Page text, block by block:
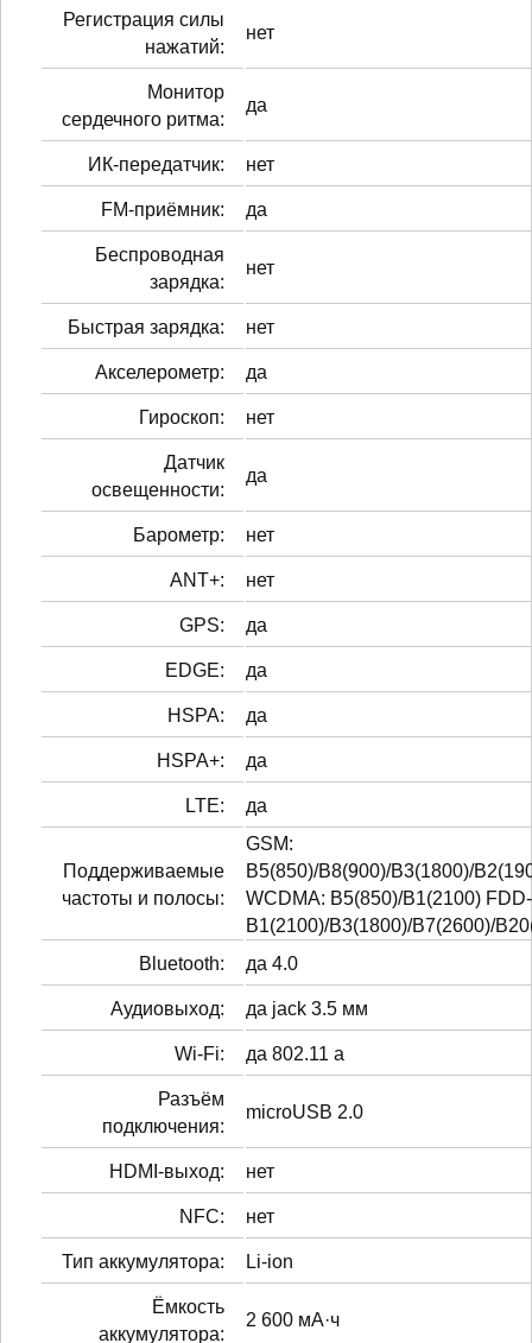
Регистрация силы
нажатий:
нет
Монитор
сердечного ритма:
да
ИК-передатчик: нет
FM-приёмник: да
Беспроводная
зарядка:
нет
Быстрая зарядка: нет
Акселерометр: да
Гироскоп: нет
Датчик
освещенности:
да
Барометр: нет
ANT+: нет
GPS: да
EDGE: да
HSPA: да
HSPA+: да
LTE: да
Поддерживаемые
частоты и полосы:
GSM:
B5(850)/B8(900)/B3(1800)/
WCDMA: B5(850)/B1(2100)
B1(2100)/B3(1800)/B7(2600)/
Bluetooth:
да 4.0
Аудиовыход: да jack 3.5 мм
Wi-Fi: да 802.11 a
Разъём
подключения:
microUSB 2.0
HDMI-выход: нет
NFC: нет
Тип аккумулятора: Li-ion
Ёмкость
аккумулятора:
2 600 мА·ч